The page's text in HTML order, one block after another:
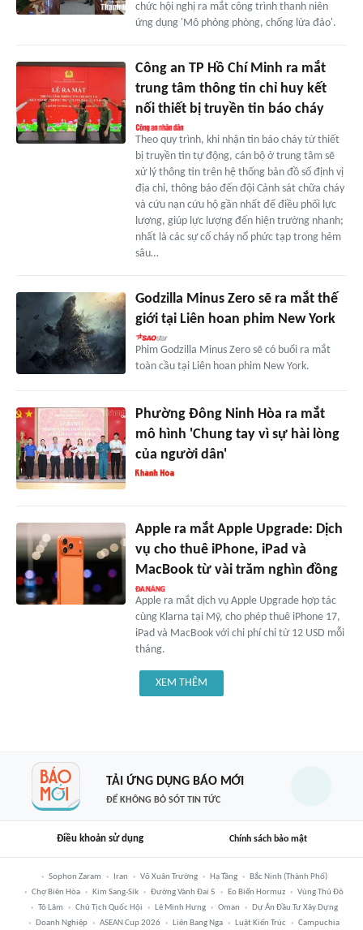
chức hội nghị ra mắt công trình thanh niên
ứng dụng 'Mô phỏng phòng, chống lừa đảo'.
Công an TP Hồ Chí Minh ra mắt
trung tâm thông tin chỉ huy kết
nối thiết bị truyền tin báo cháy
Theo quy trình, khi nhận tin báo cháy từ thiết
bị truyền tin tự động, cán bộ ở trung tâm sẽ
xử lý thông tin trên hệ thống bản đồ số định vị
địa chỉ, thông báo đến đội Cảnh sát chữa cháy
và cứu nạn cứu hộ gần nhất để điều phối lực
lượng, giúp lực lượng đến hiện trường nhanh;
nhất là các sự cố cháy nổ phức tạp trong hẻm
sâu…
Godzilla Minus Zero sẽ ra mắt thế
giới tại Liên hoan phim New York
Phim Godzilla Minus Zero sẽ có buổi ra mắt
toàn cầu tại Liên hoan phim New York.
Phường Đông Ninh Hòa ra mắt
mô hình 'Chung tay vì sự hài lòng
của người dân'
Apple ra mắt Apple Upgrade: Dịch
vụ cho thuê iPhone, iPad và
MacBook từ vài trăm nghìn đồng
Apple ra mắt dịch vụ Apple Upgrade hợp tác
cùng Klarna tại Mỹ, cho phép thuê iPhone 17,
iPad và MacBook với chi phí chỉ từ 12 USD mỗi
tháng.
XEM THÊM
TẢI ỨNG DỤNG BÁO MỚI
ĐỂ KHÔNG BỎ SÓT TIN TỨC
Điều khoản sử dụng Chính sách bảo mật
Sophon Zaram Iran Võ Xuân Trường Hạ Tầng
Bắc Ninh (thành Phố)
Chợ Biên Hòa
Kim Sang-Sik Đường Vành Đai 5 Eo Biển Hormuz
Vùng Thủ Đô
Tô Lâm
Chủ Tịch Quốc Hội Lê Minh Hưng Oman
Dự Án Đầu Tư Xây Dựng
Doanh Nghiệp
ASEAN Cup 2026 Liên Bang Nga Luật Kiến Trúc Campuchia